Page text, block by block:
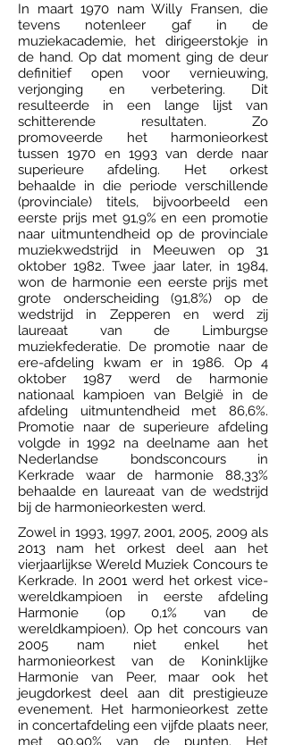
In maart 1970 nam Willy Fransen, die
tevens notenleer gaf in de
muziekacademie, het dirigeerstokje in
de hand. Op dat moment ging de deur
definitief open voor vernieuwing,
verjonging en verbetering. Dit
resulteerde in een lange lijst van
schitterende resultaten. Zo
promoveerde het harmonieorkest
tussen 1970 en 1993 van derde naar
superieure afdeling. Het orkest
behaalde in die periode verschillende
(provinciale) titels, bijvoorbeeld een
eerste prijs met 91,9% en een promotie
naar uitmuntendheid op de provinciale
muziekwedstrijd in Meeuwen op 31
oktober 1982. Twee jaar later, in 1984,
won de harmonie een eerste prijs met
grote onderscheiding (91,8%) op de
wedstrijd in Zepperen en werd zij
laureaat van de Limburgse
muziekfederatie. De promotie naar de
ere-afdeling kwam er in 1986. Op 4
oktober 1987 werd de harmonie
nationaal kampioen van België in de
afdeling uitmuntendheid met 86,6%.
Promotie naar de superieure afdeling
volgde in 1992 na deelname aan het
Nederlandse bondsconcours in
Kerkrade waar de harmonie 88,33%
behaalde en laureaat van de wedstrijd
bij de harmonieorkesten werd.
Zowel in 1993, 1997, 2001, 2005, 2009 als
2013 nam het orkest deel aan het
vierjaarlijkse Wereld Muziek Concours te
Kerkrade. In 2001 werd het orkest vice-
wereldkampioen in eerste afdeling
Harmonie (op 0,1% van de
wereldkampioen). Op het concours van
2005 nam niet enkel het
harmonieorkest van de Koninklijke
Harmonie van Peer, maar ook het
jeugdorkest deel aan dit prestigieuze
evenement. Het harmonieorkest zette
in concertafdeling een vijfde plaats neer,
met 90,90% van de punten. Het